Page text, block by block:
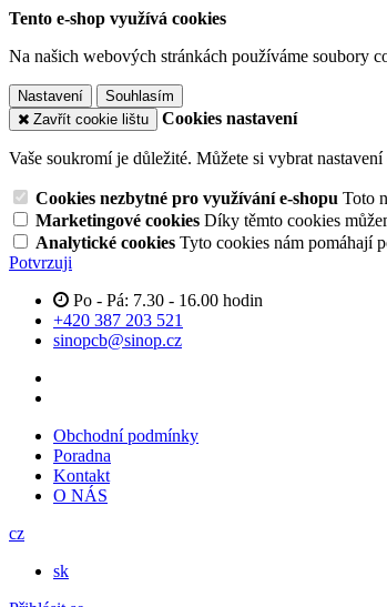
Tento e-shop využívá cookies
Na našich webových stránkách používáme soubory
Nastavení
Souhlasím
Zavřít cookie lištu
Cookies nastavení
Vaše soukromí je důležité. Můžete si vybrat nastavení
Cookies nezbytné pro využívání e-shopu Toto
Marketingové cookies Díky těmto cookies
Analytické cookies Tyto cookies nám pomáhají
Potvrzuji
Po - Pá: 7.30 - 16.00 hodin
+420 387 203 521
sinopcb@sinop.cz
Obchodní podmínky
Poradna
Kontakt
O NÁS
cz
sk